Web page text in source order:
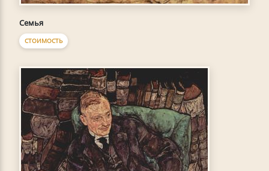
Семья
СТОИМОСТЬ